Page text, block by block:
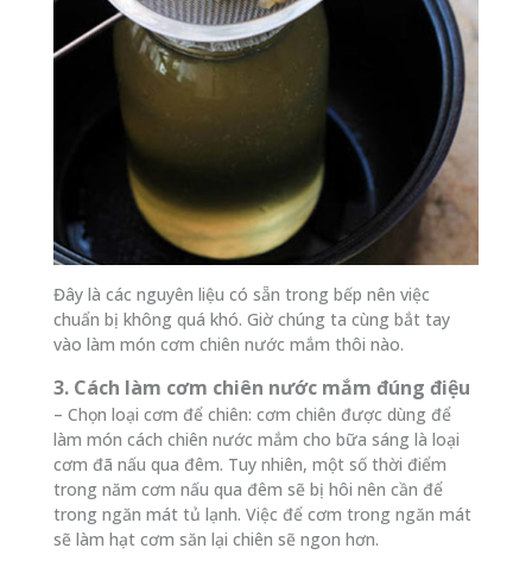
Đây là các nguyên liệu có sẵn trong bếp nên việc
chuẩn bị không quá khó. Giờ chúng ta cùng bắt tay
vào làm món cơm chiên nước mắm thôi nào.
3. Cách làm cơm chiên nước mắm đúng điệu
– Chọn loại cơm để chiên: cơm chiên được dùng để
làm món cách chiên nước mắm cho bữa sáng là loại
cơm đã nấu qua đêm. Tuy nhiên, một số thời điểm
trong năm cơm nấu qua đêm sẽ bị hôi nên cần để
trong ngăn mát tủ lạnh. Việc để cơm trong ngăn mát
sẽ làm hạt cơm săn lại chiên sẽ ngon hơn.